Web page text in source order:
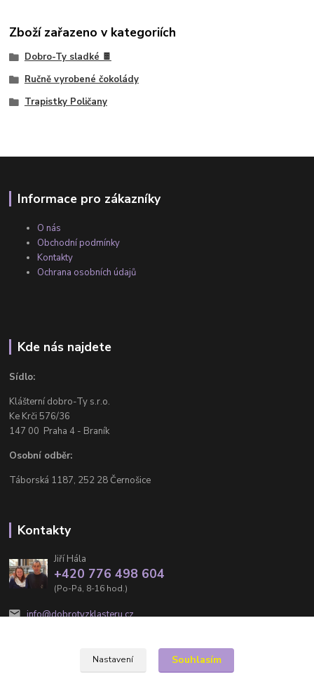
Zboží zařazeno v kategoriích
Dobro-Ty sladké 🍫
Ručně vyrobené čokolády
Trapistky Poličany
Informace pro zákazníky
O nás
Obchodní podmínky
Kontakty
Ochrana osobních údajů
Kde nás najdete
Sídlo:
Klášterní dobro-Ty s.r.o.
Ke Krči 576/36
147 00 Praha 4 - Braník
Osobní odběr:
Táborská 1187, 252 28 Černošice
Kontakty
Jiří Hála
+420 776 498 604
(Po-Pá, 8-16 hod.)
info@dobrotyzklasteru.cz
Nastavení Souhlasím